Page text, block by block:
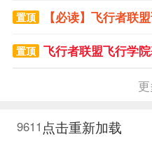
置顶 【必读】飞行者联
置顶 飞行者联盟飞行学
飞币怎么赚？请勿灌水，
9611 点击重新加载